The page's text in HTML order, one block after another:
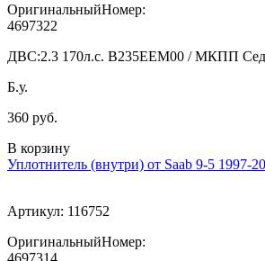
ОригинальныйНомер:
4697322
ДВС:2.3 170л.с. В235ЕЕМ00 / МКПП
Б.у.
360 руб.
В корзину
Уплотнитель (внутри) от Saab 9-5 1997-
Артикул: 116752
ОригинальныйНомер:
4697314